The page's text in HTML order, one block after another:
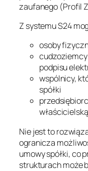
zaufanego (Profil
Z systemu S24
osoby
cudzoziemcy
podpisu
wspólnicy,
spółki
właścicielską
Nie jest to
ogranicza
umowy spółki, co
strukturach może